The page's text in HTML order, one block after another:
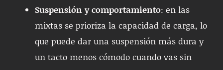
Suspensión y comportamiento: en las
mixtas se prioriza la capacidad de carga, lo
que puede dar una suspensión más dura y
un tacto menos cómodo cuando vas sin